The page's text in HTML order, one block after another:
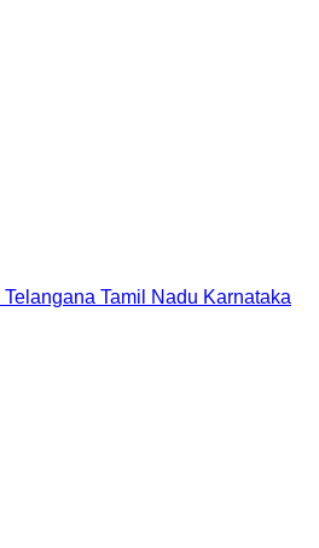
Telangana Tamil Nadu Karnataka